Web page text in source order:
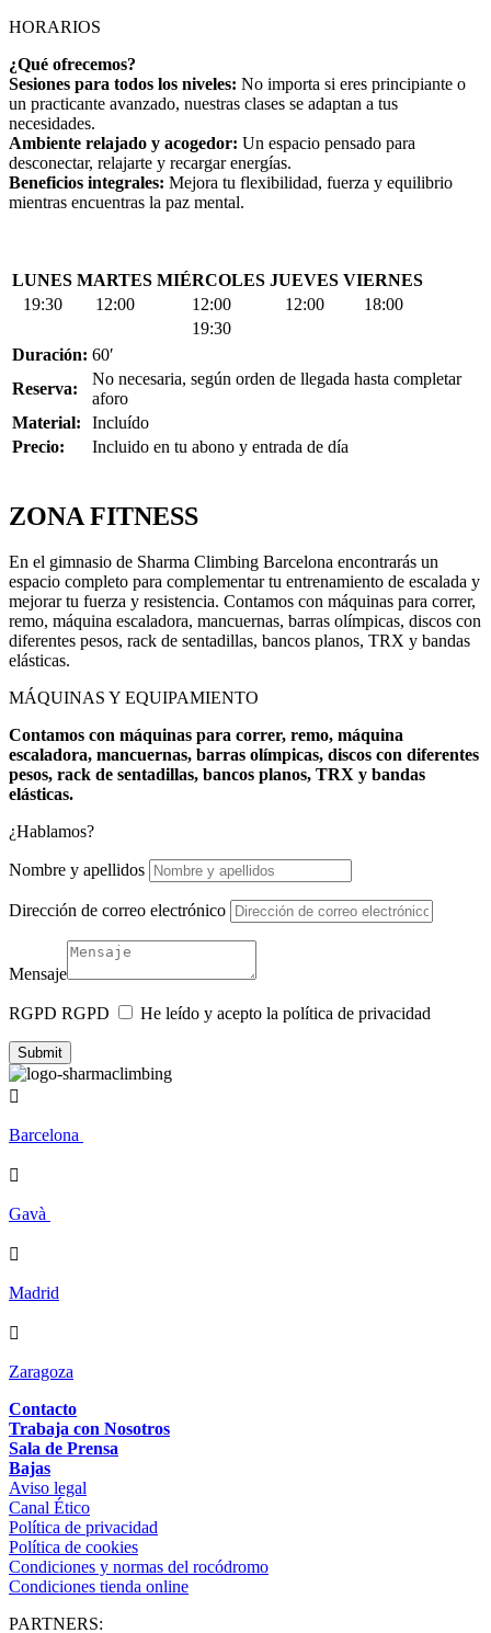
HORARIOS
¿Qué ofrecemos?
Sesiones para todos los niveles: No importa si eres principiante o
un practicante avanzado, nuestras clases se adaptan a tus
necesidades.
Ambiente relajado y acogedor: Un espacio pensado para
desconectar, relajarte y recargar energías.
Beneficios integrales: Mejora tu flexibilidad, fuerza y equilibrio
mientras encuentras la paz mental.
LUNES MARTES MIÉRCOLES JUEVES VIERNES
19:30
12:00 12:00 12:00
18:00
19:30
Duración: 60′
Reserva:
No necesaria, según orden de llegada hasta completar
aforo
Material:
Incluído
Precio:
Incluido en tu abono y entrada de día
ZONA FITNESS
En el gimnasio de Sharma Climbing Barcelona encontrarás un
espacio completo para complementar tu entrenamiento de escalada y
mejorar tu fuerza y resistencia. Contamos con máquinas para correr,
remo, máquina escaladora, mancuernas, barras olímpicas, discos con
diferentes pesos, rack de sentadillas, bancos planos, TRX y bandas
elásticas.
MÁQUINAS Y EQUIPAMIENTO
Contamos con máquinas para correr, remo, máquina
escaladora, mancuernas, barras olímpicas, discos con diferentes
pesos, rack de sentadillas, bancos planos, TRX y bandas
elásticas.
¿Hablamos?
Nombre y apellidos
Dirección de correo electrónico
Mensaje
RGPD RGPD He leído y acepto la política de privacidad
Submit

Barcelona

Gavà

Madrid

Zaragoza
Contacto
Trabaja con Nosotros
Sala de Prensa
Bajas
Aviso legal
Canal Ético
Política de privacidad
Política de cookies
Condiciones y normas del rocódromo
Condiciones tienda online
PARTNERS: